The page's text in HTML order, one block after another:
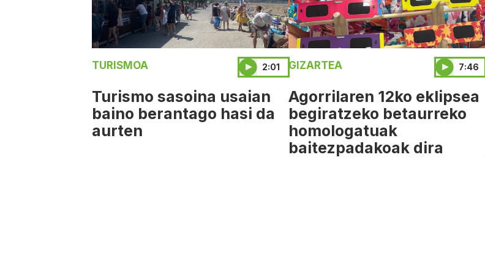
TURISMOA 2:01
Turismo sasoina usaian
baino berantago hasi da
aurten
GIZARTEA 7:46
Agorrilaren 12ko eklipsea
begiratzeko betaurreko
homologatuak
baitezpadakoak dira